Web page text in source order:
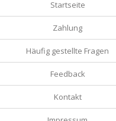
Startseite
Zahlung
Häufig gestellte Fragen
Feedback
Kontakt